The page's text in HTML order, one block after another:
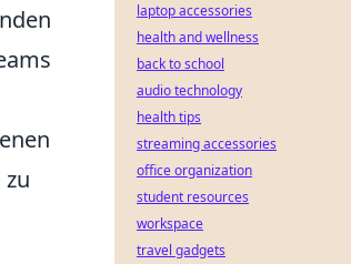
laptop accessories
health and wellness
back to school
audio technology
health tips
streaming accessories
office organization
student resources
workspace
travel gadgets